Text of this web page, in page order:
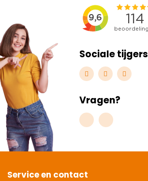
Sociale tijgers
Vragen?
Service en contact